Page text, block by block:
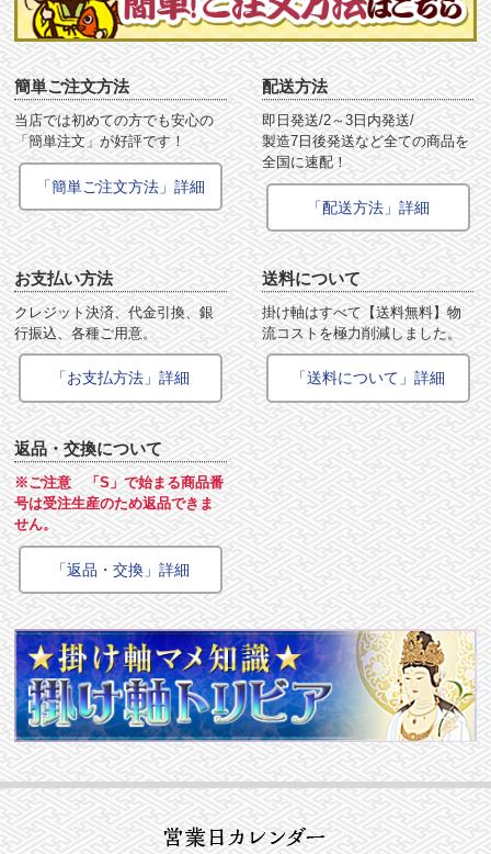
簡単ご注文方法
当店では初めての方でも安心の
「簡単注文」が好評です！
「簡単ご注文方法」詳細
配送方法
即日発送/2～3日内発送/
製造7日後発送など全ての商品を
全国に速配！
「配送方法」詳細
お支払い方法
クレジット決済、代金引換、銀
行振込、各種ご用意。
「お支払方法」詳細
送料について
掛け軸はすべて【送料無料】物
流コストを極力削減しました。
「送料について」詳細
返品・交換について
※ご注意 「S」で始まる商品番
号は受注生産のため返品できま
せん。
「返品・交換」詳細